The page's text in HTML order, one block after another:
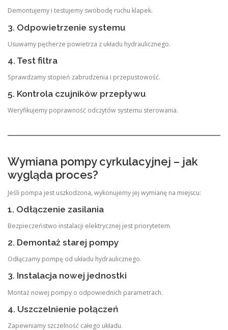
Demontujemy i testujemy swobodę ruchu klapek.
3. Odpowietrzenie systemu
Usuwamy pęcherze powietrza z układu hydraulicznego.
4. Test filtra
Sprawdzamy stopień zabrudzenia i przepustowość.
5. Kontrola czujników przepływu
Weryfikujemy poprawność odczytów systemu sterowania.
Wymiana pompy cyrkulacyjnej – jak
wygląda proces?
Jeśli pompa jest uszkodzona, wykonujemy jej wymianę na miejscu:
1. Odłączenie zasilania
Bezpieczeństwo instalacji elektrycznej jest priorytetem.
2. Demontaż starej pompy
Odłączamy pompę od układu hydraulicznego.
3. Instalacja nowej jednostki
Montaż nowej pompy o odpowiednich parametrach.
4. Uszczelnienie połączeń
Zapewniamy szczelność całego układu.